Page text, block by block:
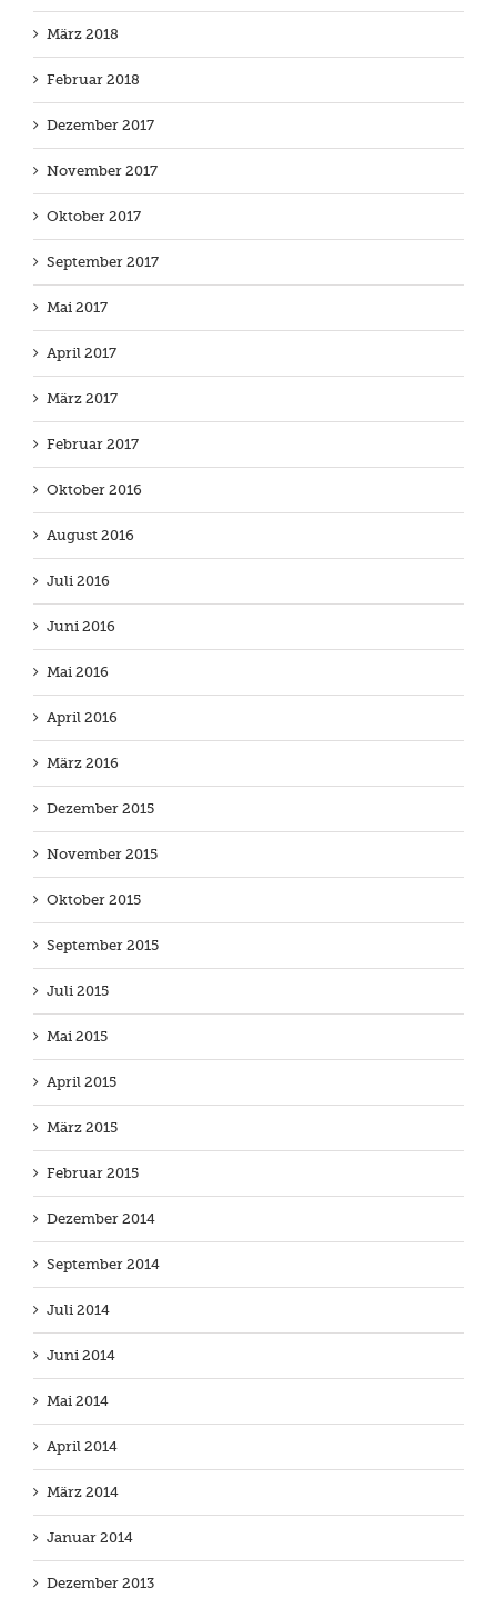
März 2018
Februar 2018
Dezember 2017
November 2017
Oktober 2017
September 2017
Mai 2017
April 2017
März 2017
Februar 2017
Oktober 2016
August 2016
Juli 2016
Juni 2016
Mai 2016
April 2016
März 2016
Dezember 2015
November 2015
Oktober 2015
September 2015
Juli 2015
Mai 2015
April 2015
März 2015
Februar 2015
Dezember 2014
September 2014
Juli 2014
Juni 2014
Mai 2014
April 2014
März 2014
Januar 2014
Dezember 2013